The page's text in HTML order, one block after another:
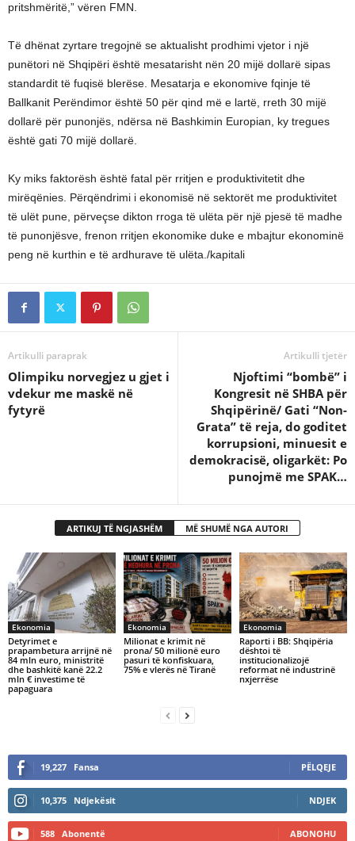
pritshmëritë,” vëren FMN.
Të dhënat zyrtare tregojnë se aktualisht prodhimi vjetor i një
punëtori në Shqipëri është mesatarisht nën 20 mijë dollarë sipas
standardit të fuqisë blerëse. Mesatarja e ekonomive fqinje të
Ballkanit Perëndimor është 50 për qind më e lartë, rreth 30 mijë
dollarë për punonjës, ndërsa në Bashkimin Europian, ky tregues
është gati 70 mijë dollarë.
Ky miks faktorësh është fatal për rritjen e produktivitetit dhe
mirëqënies. Përqëndrimi i ekonomisë në sektorët me produktivitet
të ulët pune, përveçse dikton rroga të ulëta për një pjesë të madhe
të punonjësve, frenon rritjen ekonomike duke e mbajtur ekonominë
peng në kurthin e të ardhurave të ulëta./kapitali
Artikulli paraprak
​Olimpiku norvegjez u gjet i
vdekur me maskë në
fytyrë
Artikulli tjetër
Njoftimi “bombë” i
Kongresit në SHBA për
Shqipërinë/ Gati “Non-
Grata” të reja, do goditet
korrupsioni, minuesit e
demokracisë, oligarkët: Po
punojmë me SPAK…
ARTIKUJ TË NGJASHËM MË SHUMË NGA AUTORI
Ekonomia
Detyrimet e
prapambetura arrijnë në
84 mln euro, ministritë
dhe bashkitë kanë 22.2
mln € investime të
papaguara
Ekonomia
Milionat e krimit në
prona/ 50 milionë euro
pasuri të konfiskuara,
75% e vlerës në Tiranë
Ekonomia
Raporti i BB: Shqipëria
dështoi të
institucionalizojë
reformat në industrinë
nxjerrëse
19,227 Fansa PËLQEJE
10,375 Ndjekësit NDJEK
588 Abonentë ABONOHU